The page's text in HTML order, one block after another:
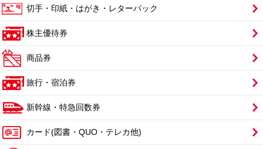
切手・印紙・はがき・レターパック
株主優待券
商品券
旅行・宿泊券
新幹線・特急回数券
カード(図書・QUO・テレカ他)